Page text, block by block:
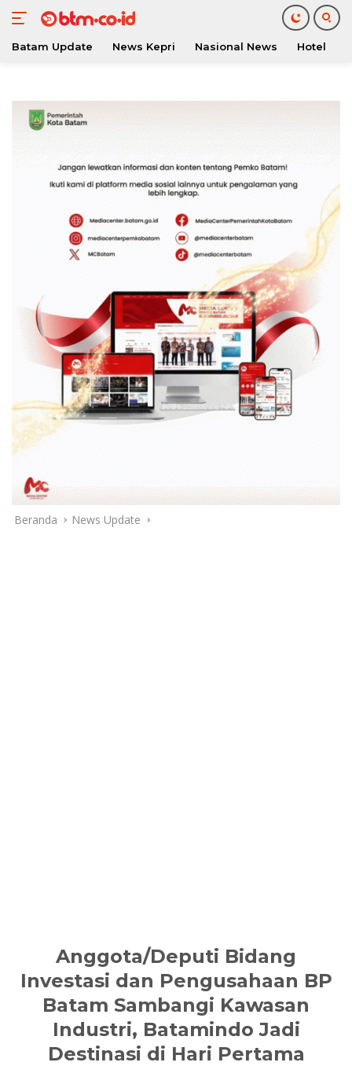
konten
Batam Update News Kepri Nasional News Hotel
Beranda News Update
Anggota/Deputi Bidang
Investasi dan Pengusahaan BP
Batam Sambangi Kawasan
Industri, Batamindo Jadi
Destinasi di Hari Pertama